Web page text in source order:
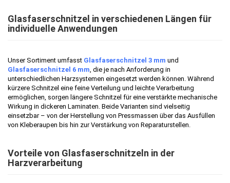
Glasfaserschnitzel in verschiedenen Längen für
individuelle Anwendungen
Unser Sortiment umfasst Glasfaserschnitzel 3 mm und
Glasfaserschnitzel 6 mm , die je nach Anforderung in
unterschiedlichen Harzsystemen eingesetzt werden können. Während
kürzere Schnitzel eine feine Verteilung und leichte Verarbeitung
ermöglichen, sorgen längere Schnitzel für eine verstärkte mechanische
Wirkung in dickeren Laminaten. Beide Varianten sind vielseitig
einsetzbar – von der Herstellung von Pressmassen über das Ausfüllen
von Kleberaupen bis hin zur Verstärkung von Reparaturstellen.
Vorteile von Glasfaserschnitzeln in der
Harzverarbeitung